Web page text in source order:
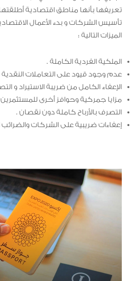
تعريفها بأنها مناطق اقتصادية
تأسيس الشركات و بدء الأعمال
الميزات التالية :
الملكية الفردية الكاملة .
عدم وجود قيود على التعاملات النقدية
الإعفاء الكامل من ضريبة الاستيراد و
مزايا جمركية وحوافز أخرى للمستثمرين
التصرف بالأرباح كاملة دون نقصان .
إعفاءات ضريبية على الشركات